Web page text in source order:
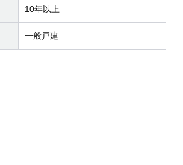
10年以上
一般戸建